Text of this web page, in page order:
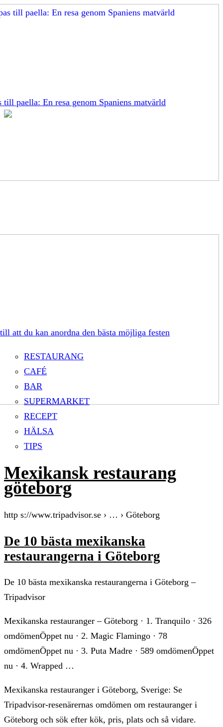
till paella: En resa genom Spaniens matvärld
att du kan anordna den bästa möjliga festen
RESTAURANG
CAFÉ
BAR
SUPERMARKET
RECEPT
HÄLSA
TIPS
Mexikansk restaurang
göteborg
http s://www.tripadvisor.se › … › Göteborg
De 10 bästa mexikanska
restaurangerna i Göteborg
De 10 bästa mexikanska restaurangerna i Göteborg –
Tripadvisor
Mexikanska restauranger – Göteborg · 1. Tranquilo · 326
omdömenÖppet nu · 2. Magic Flamingo · 78
omdömenÖppet nu · 3. Puta Madre · 589 omdömenÖppet
nu · 4. Wrapped …
Mexikanska restauranger i Göteborg, Sverige: Se
Tripadvisor-resenärernas omdömen om restauranger i
Göteborg och sök efter kök, pris, plats och så vidare.